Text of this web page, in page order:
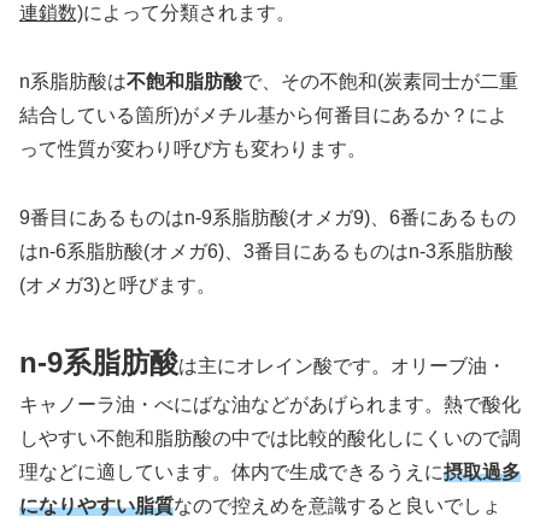
連鎖数)によって分類されます。
n系脂肪酸は不飽和脂肪酸で、その不飽和(炭素同士が二重
結合している箇所)がメチル基から何番目にあるか？によ
って性質が変わり呼び方も変わります。
9番目にあるものはn-9系脂肪酸(オメガ9)、6番にあるもの
はn-6系脂肪酸(オメガ6)、3番目にあるものはn-3系脂肪酸
(オメガ3)と呼びます。
n-9系脂肪酸は主にオレイン酸です。オリーブ油・
キャノーラ油・べにばな油などがあげられます。熱で酸化
しやすい不飽和脂肪酸の中では比較的酸化しにくいので調
理などに適しています。体内で生成できるうえに摂取過多
になりやすい脂質なので控えめを意識すると良いでしょ